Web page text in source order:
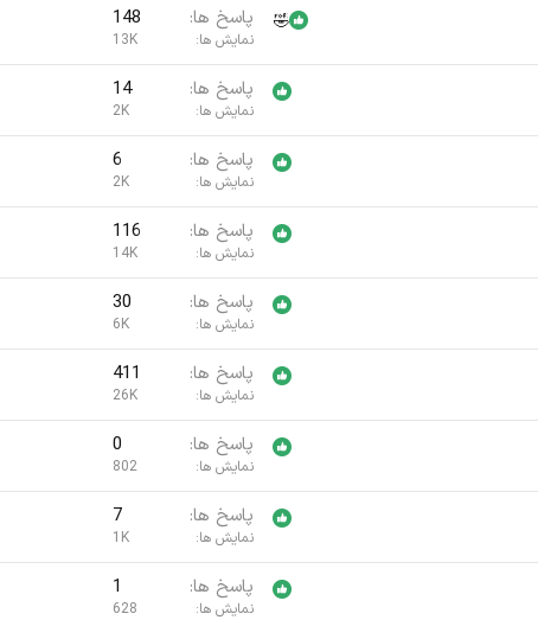
پاسخ ها 148
نمایش ها 13K
پاسخ ها 14
نمایش ها 2K
پاسخ ها 6
نمایش ها 2K
پاسخ ها 116
نمایش ها 14K
پاسخ ها 30
نمایش ها 6K
پاسخ ها 411
نمایش ها 26K
پاسخ ها 0
نمایش ها 802
پاسخ ها 7
نمایش ها 1K
پاسخ ها 1
نمایش ها 628